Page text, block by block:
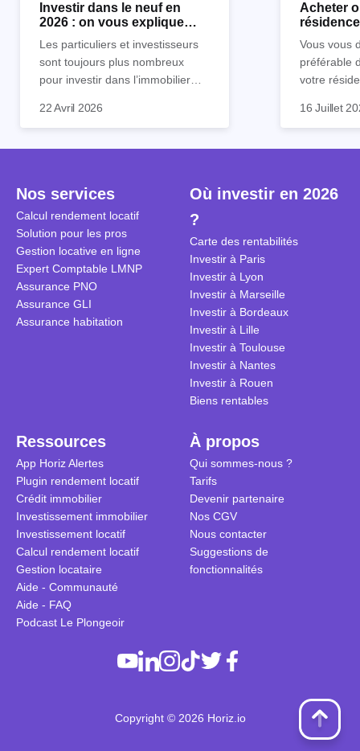
Investir dans le neuf en
2026 : on vous explique
Les particuliers et investisseurs
sont toujours plus nombreux
pour investir dans l’immobilier
nombreux avantages à choisir ce
expliquons tout dans cet article.
22 Avril 2026
Acheter
Vous vous
préférable
votre
pour
la règle
secondes
fenêtres"
sécuriser
16 Juillet
Nos services
Calcul rendement locatif
Solution pour les pros
Gestion locative en ligne
Expert Comptable LMNP
Assurance PNO
Assurance GLI
Assurance habitation
Où investir en 2026
?
Carte des rentabilités
Investir à Paris
Investir à Lyon
Investir à Marseille
Investir à Bordeaux
Investir à Lille
Investir à Toulouse
Investir à Nantes
Investir à Rouen
Biens rentables
Ressources
App Horiz Alertes
Plugin rendement locatif
Crédit immobilier
Investissement immobilier
Investissement locatif
Calcul rendement locatif
Gestion locataire
Aide - Communauté
Aide - FAQ
Podcast Le Plongeoir
À propos
Qui sommes-nous ?
Tarifs
Devenir partenaire
Nos CGV
Nous contacter
Suggestions de
fonctionnalités
Copyright © 2026 Horiz.io